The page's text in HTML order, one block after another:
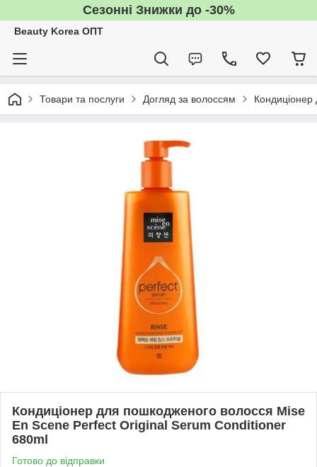
Сезонні Знижки до -30%
Beauty Korea ОПТ
Товари та послуги Догляд за волоссям Кондиціонер
Кондиціонер для пошкодженого волосся Mise
En Scene Perfect Original Serum Conditioner
680ml
Готово до відправки